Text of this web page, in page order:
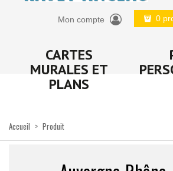
Mon compte 0
CARTES
MURALES ET
PLANS
Accueil > Produit